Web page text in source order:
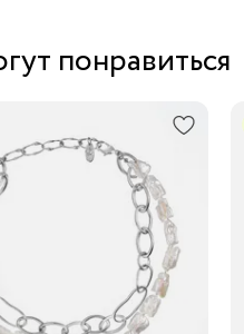
понравиться